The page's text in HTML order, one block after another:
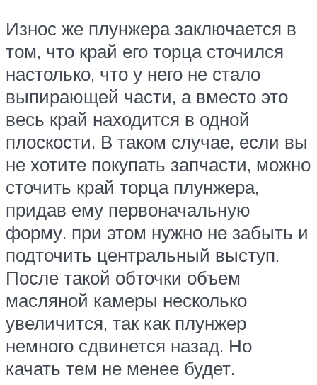
Износ же плунжера заключается в
том, что край его торца сточился
настолько, что у него не стало
выпирающей части, а вместо это
весь край находится в одной
плоскости. В таком случае, если вы
не хотите покупать запчасти, можно
сточить край торца плунжера,
придав ему первоначальную
форму. при этом нужно не забыть и
подточить центральный выступ.
После такой обточки объем
масляной камеры несколько
увеличится, так как плунжер
немного сдвинется назад. Но
качать тем не менее будет.